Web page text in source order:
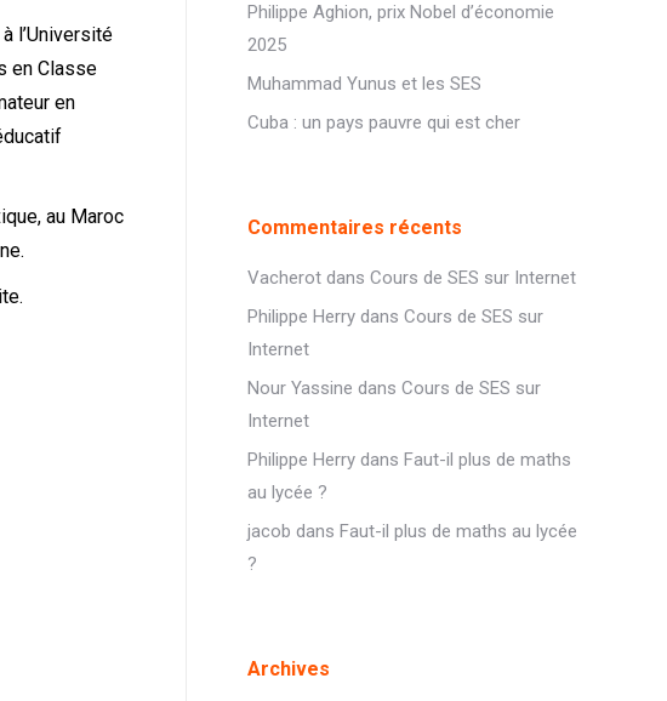
l’Université
en Classe
en
au Maroc
Philippe Aghion, prix Nobel d’économie
2025
Muhammad Yunus et les SES
Cuba : un pays pauvre qui est cher
Commentaires récents
Vacherot dans Cours de SES sur Internet
Philippe Herry dans Cours de SES sur
Internet
Nour Yassine dans Cours de SES sur
Internet
Philippe Herry dans Faut-il plus de maths
au lycée ?
jacob dans Faut-il plus de maths au lycée
?
Archives